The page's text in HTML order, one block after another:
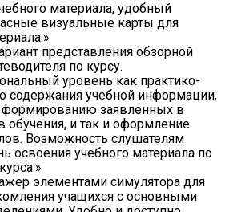
материала, удобный
визуальные карты для
представления обзорной
по курсу.
уровень как практико-
содержания учебной информации,
заявленных в
обучения, и так и оформление
Возможность слушателям
освоения учебного материала по
элементами симулятора для
учащихся с основными